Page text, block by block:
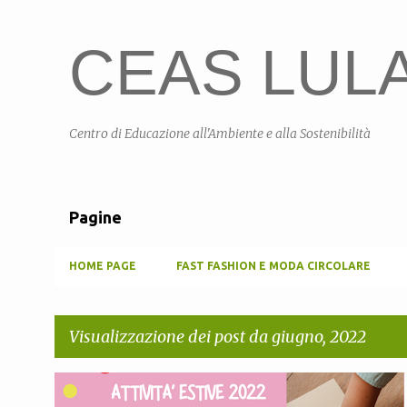
CEAS
Centro di Educazione all'Ambiente e alla Sostenibilità
Pagine
HOME PAGE FAST FASHION E MODA CIRCOLARE
Visualizzazione dei post da giugno, 2022
ATTIVITÀ ESTIVE CEAS LULA CEAS SARDEGNA